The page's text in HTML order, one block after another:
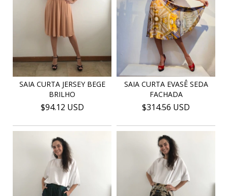
SAIA CURTA JERSEY BEGE
BRILHO
$94.12 USD
SAIA CURTA EVASÊ SEDA
FACHADA
$314.56 USD